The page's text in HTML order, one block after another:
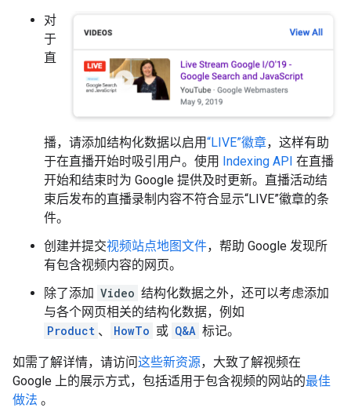
对
于
直
播，请添加结构化数据以启用“LIVE”徽章，这样有助
于在直播开始时吸引用户。使用 Indexing API 在直播
开始和结束时为 Google 提供及时更新。直播活动结
束后发布的直播录制内容不符合显示“LIVE”徽章的条
件。
创建并提交视频站点地图文件，帮助 Google 发现所
有包含视频内容的网页。
除了添加 Video 结构化数据之外，还可以考虑添加
与各个网页相关的结构化数据，例如
Product 、 HowTo 或 Q&A 标记。
如需了解详情，请访问这些新资源，大致了解视频在
Google 上的展示方式，包括适用于包含视频的网站的最佳
做法 。